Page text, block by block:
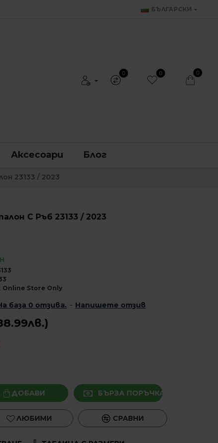
БЪЛГАРСКИ
0 0 0
Аксесоари Блог
23133 / 2023
С Ръб 23133 / 2023
Online Store Only
база 0 отзива. - Напишете отзив
ДОБАВИ БЪРЗА ПОРЪЧКА
ЛЮБИМИ СРАВНИ